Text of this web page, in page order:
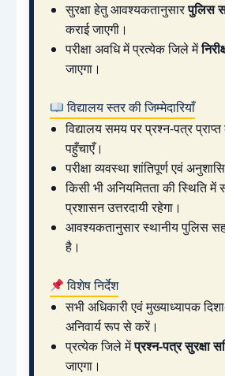
सुरक्षा हेतु आवश्यकतानुसारपुलिस
कराई जाएगी।
परीक्षा अवधि में प्रत्येक जिले में
जाएगा।
विद्यालय स्तर की जिम्मेदारियाँ
विद्यालय समय पर प्रश्न-पत्र
पहुँचाएँ।
परीक्षा व्यवस्था शांतिपूर्ण एवं
किसी भी अनियमितता की स्थिति में
प्रशासन उत्तरदायी रहेगा।
आवश्यकतानुसार स्थानीय पुलिस
है।
विशेष निर्देश
सभी अधिकारी एवं मुख्याध्यापक
अनिवार्य रूप से करें।
प्रत्येक जिले मेंप्रश्न-पत्र सुरक्षा
जाएगा।